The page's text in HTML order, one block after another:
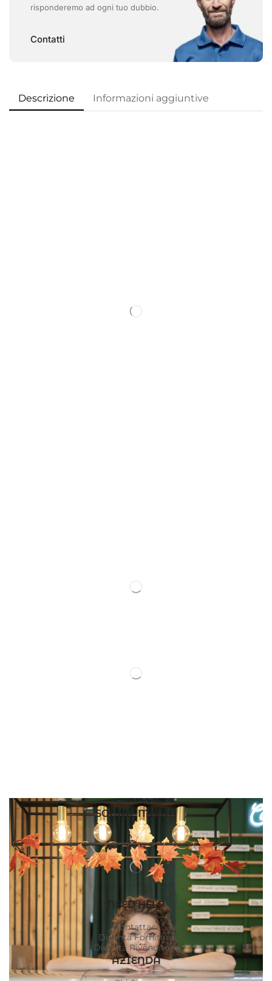
risponderemo ad ogni tuo dubbio.
Contatti
Descrizione Informazioni aggiuntive
SOCIAL MEDIA
NEED HELP
Contattaci
Diventa Fornitore
Diventa Rivenditore
AZIENDA